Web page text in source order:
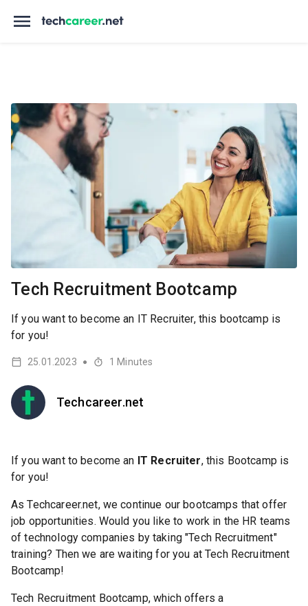
Tech Recruitment Bootcamp
If you want to become an IT Recruiter, this bootcamp is
for you!
Techcareer.net
25.01.2023 ● 1 Minutes
If you want to become an IT Recruiter, this Bootcamp is
for you!
As Techcareer.net, we continue our bootcamps that offer
job opportunities. Would you like to work in the HR teams
of technology companies by taking "Tech Recruitment"
training? Then we are waiting for you at Tech Recruitment
Bootcamp!
Tech Recruitment Bootcamp, which offers a